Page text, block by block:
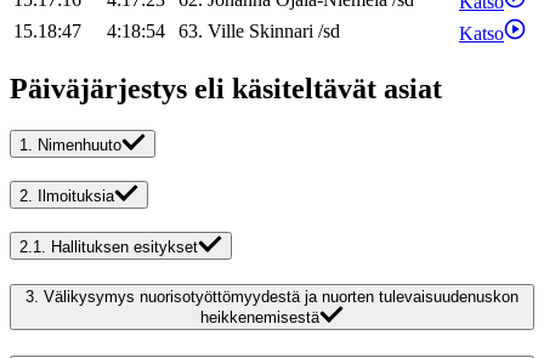
15.18:47
4:18:54 63. Ville Skinnari /sd Katso
Päiväjärjestys eli käsiteltävät asiat
1. Nimenhuuto
2. Ilmoituksia
2.1. Hallituksen esitykset
3. Välikysymys nuorisotyöttömyydestä ja nuorten tulevaisuudenuskon
heikkenemisestä